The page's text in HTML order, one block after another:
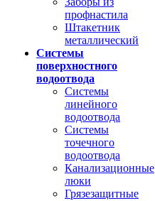
профнастила
Штакетник
металлический
Системы
поверхностного
водоотвода
Системы
линейного
водоотвода
Системы
точечного
водоотвода
Канализационные
люки
Грязезащитные